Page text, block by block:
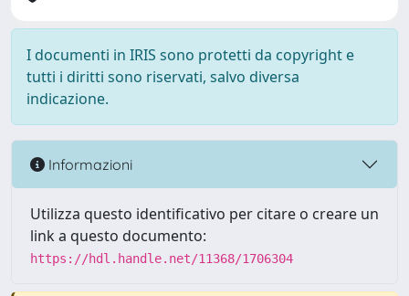
I documenti in IRIS sono protetti da copyright e
tutti i diritti sono riservati, salvo diversa
indicazione.
Informazioni
Utilizza questo identificativo per citare o creare un
link a questo documento:
https://hdl.handle.net/11368/1706304